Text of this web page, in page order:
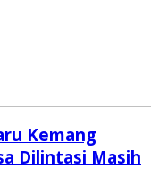
Kemang
Dilintasi Masih